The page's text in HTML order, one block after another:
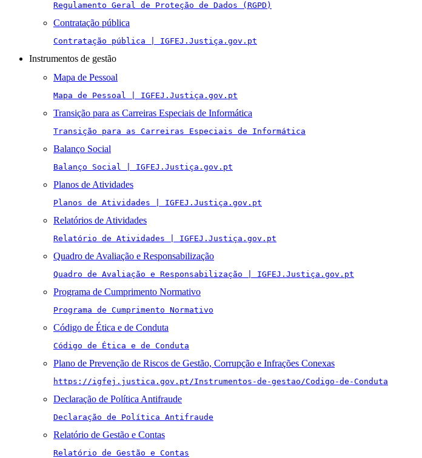
Regulamento Geral de Proteção de Dados (RGPD)
Contratação pública
Contratação pública | IGFEJ.Justiça.gov.pt
Instrumentos de gestão
Mapa de Pessoal
Mapa de Pessoal | IGFEJ.Justiça.gov.pt
Transição para as Carreiras Especiais de Informática
Transição para as Carreiras Especiais de Informática
Balanço Social
Balanço Social | IGFEJ.Justiça.gov.pt
Planos de Atividades
Planos de Atividades | IGFEJ.Justiça.gov.pt
Relatórios de Atividades
Relatório de Atividades | IGFEJ.Justiça.gov.pt
Quadro de Avaliação e Responsabilização
Quadro de Avaliação e Responsabilização | IGFEJ.Justiça.gov.pt
Programa de Cumprimento Normativo
Programa de Cumprimento Normativo
Código de Ética e de Conduta
Código de Ética e de Conduta
Plano de Prevenção de Riscos de Gestão, Corrupção e Infrações Conexas
https://igfej.justica.gov.pt/Instrumentos-de-gestao/Codigo-de-Conduta
Declaração de Política Antifraude
Declaração de Política Antifraude
Relatório de Gestão e Contas
Relatório de Gestão e Contas